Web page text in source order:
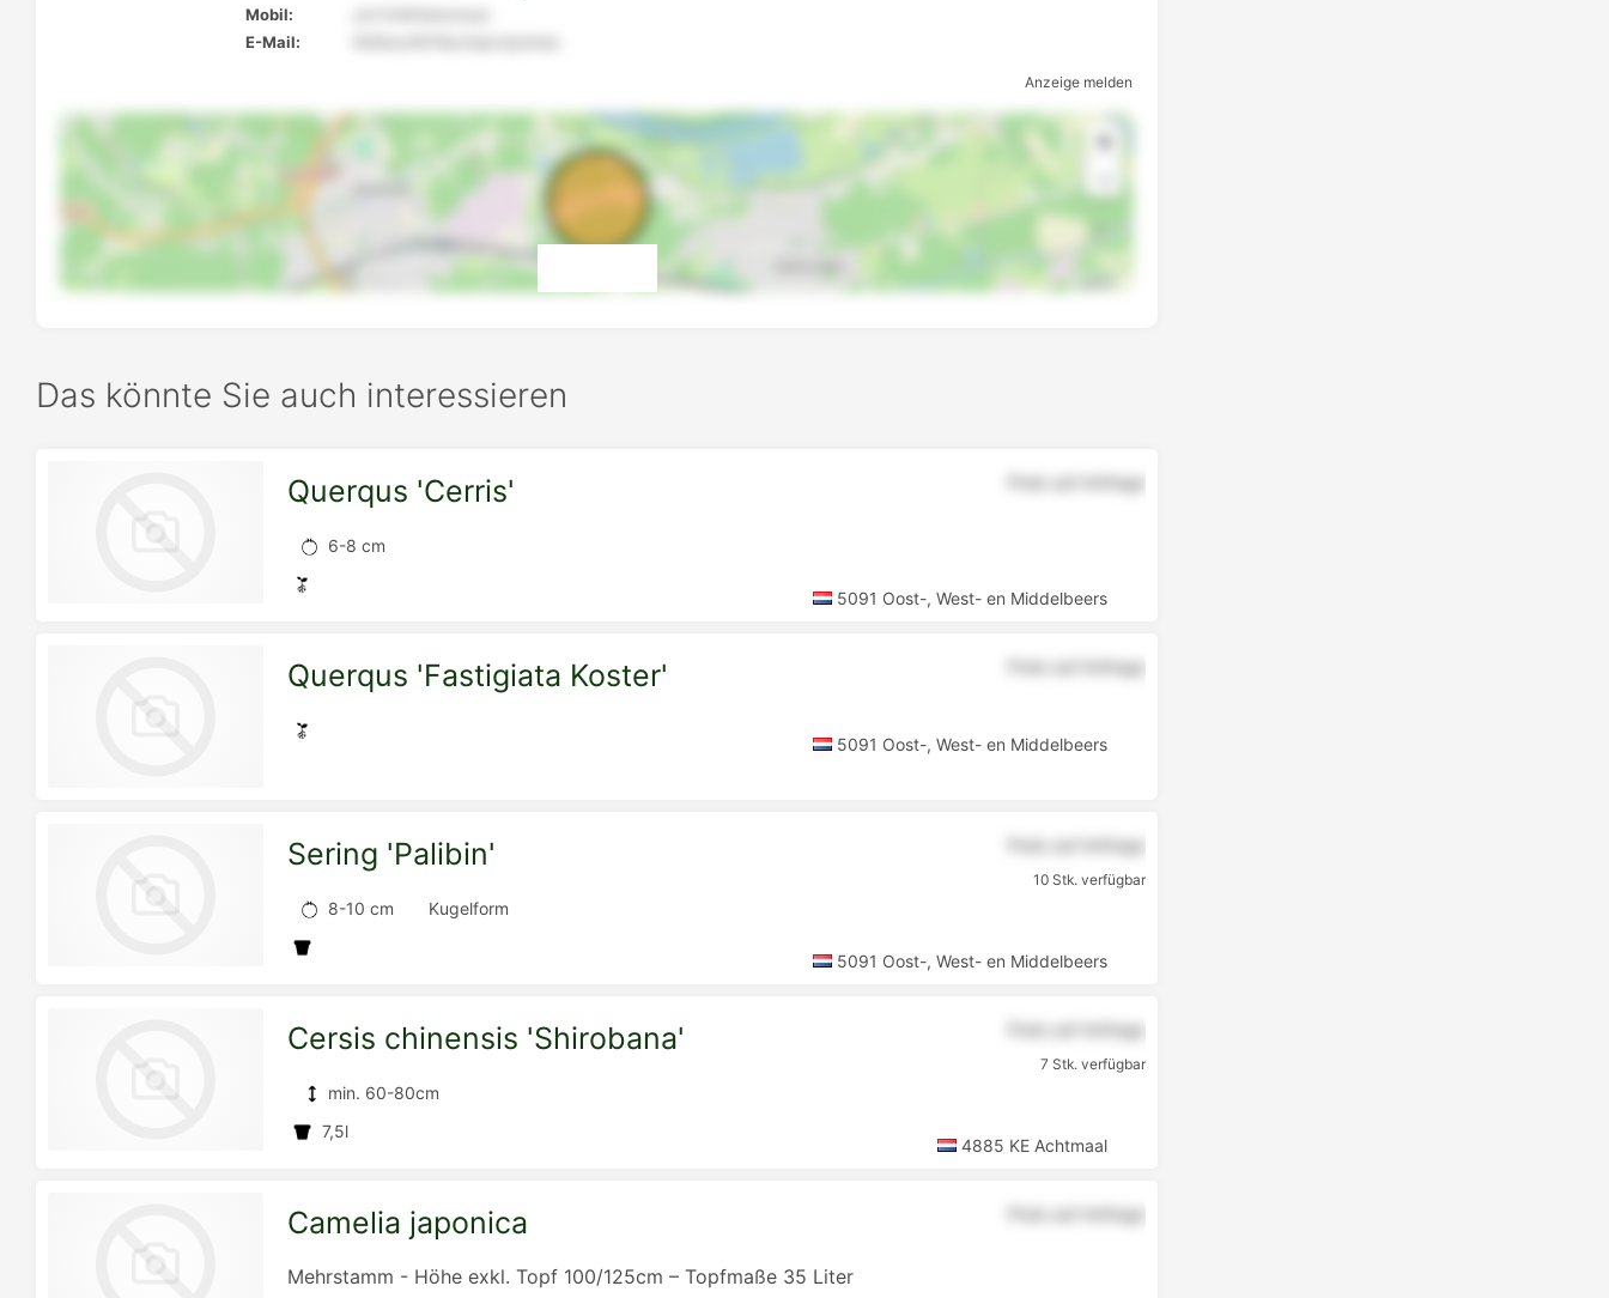
Mobil:
E-Mail:
Anzeige melden
+
Das könnte Sie auch interessieren
Querqus 'Cerris'
6-8 cm
5091 Oost-, West- en Middelbeers
Preis auf Anfrage
Querqus 'Fastigiata Koster'
5091 Oost-, West- en Middelbeers
Preis auf Anfrage
Sering 'Palibin'
8-10 cm Kugelform
5091 Oost-, West- en Middelbeers
Preis auf Anfrage
10 Stk. verfügbar
Cersis chinensis 'Shirobana'
min. 60-80cm
7,5l
4885 KE Achtmaal
Preis auf Anfrage
7 Stk. verfügbar
Camelia japonica
Mehrstamm - Höhe exkl. Topf 100/125cm – Topfmaße 35 Liter
Preis auf Anfrage